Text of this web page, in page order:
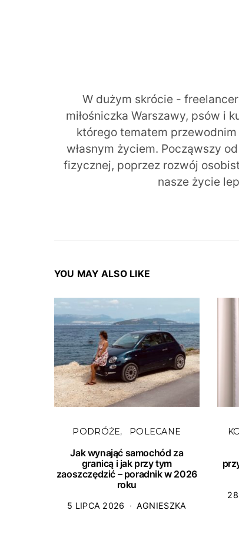
W dużym skrócie -
miłośniczka Warszawy, psów i
którego tematem
własnym życiem. Począwszy
fizycznej, poprzez rozwój
nasze życie
YOU MAY ALSO LIKE
PODRÓŻE POLECANE
Jak wynająć samochód za
granicą i jak przy tym
zaoszczędzić – poradnik w 2026
roku
5 LIPCA 2026 AGNIESZKA